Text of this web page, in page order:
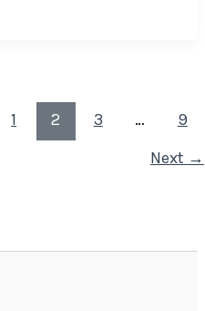
1 2 3 …
9
Next →